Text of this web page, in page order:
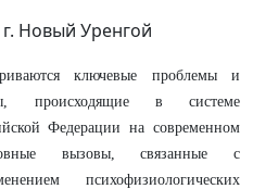
Новый Уренгой
ключевые проблемы и
происходящие в системе
Федерации на современном
вызовы, связанные с
психофизиологических